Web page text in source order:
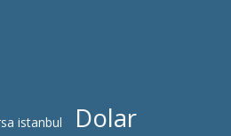
istanbul Dolar